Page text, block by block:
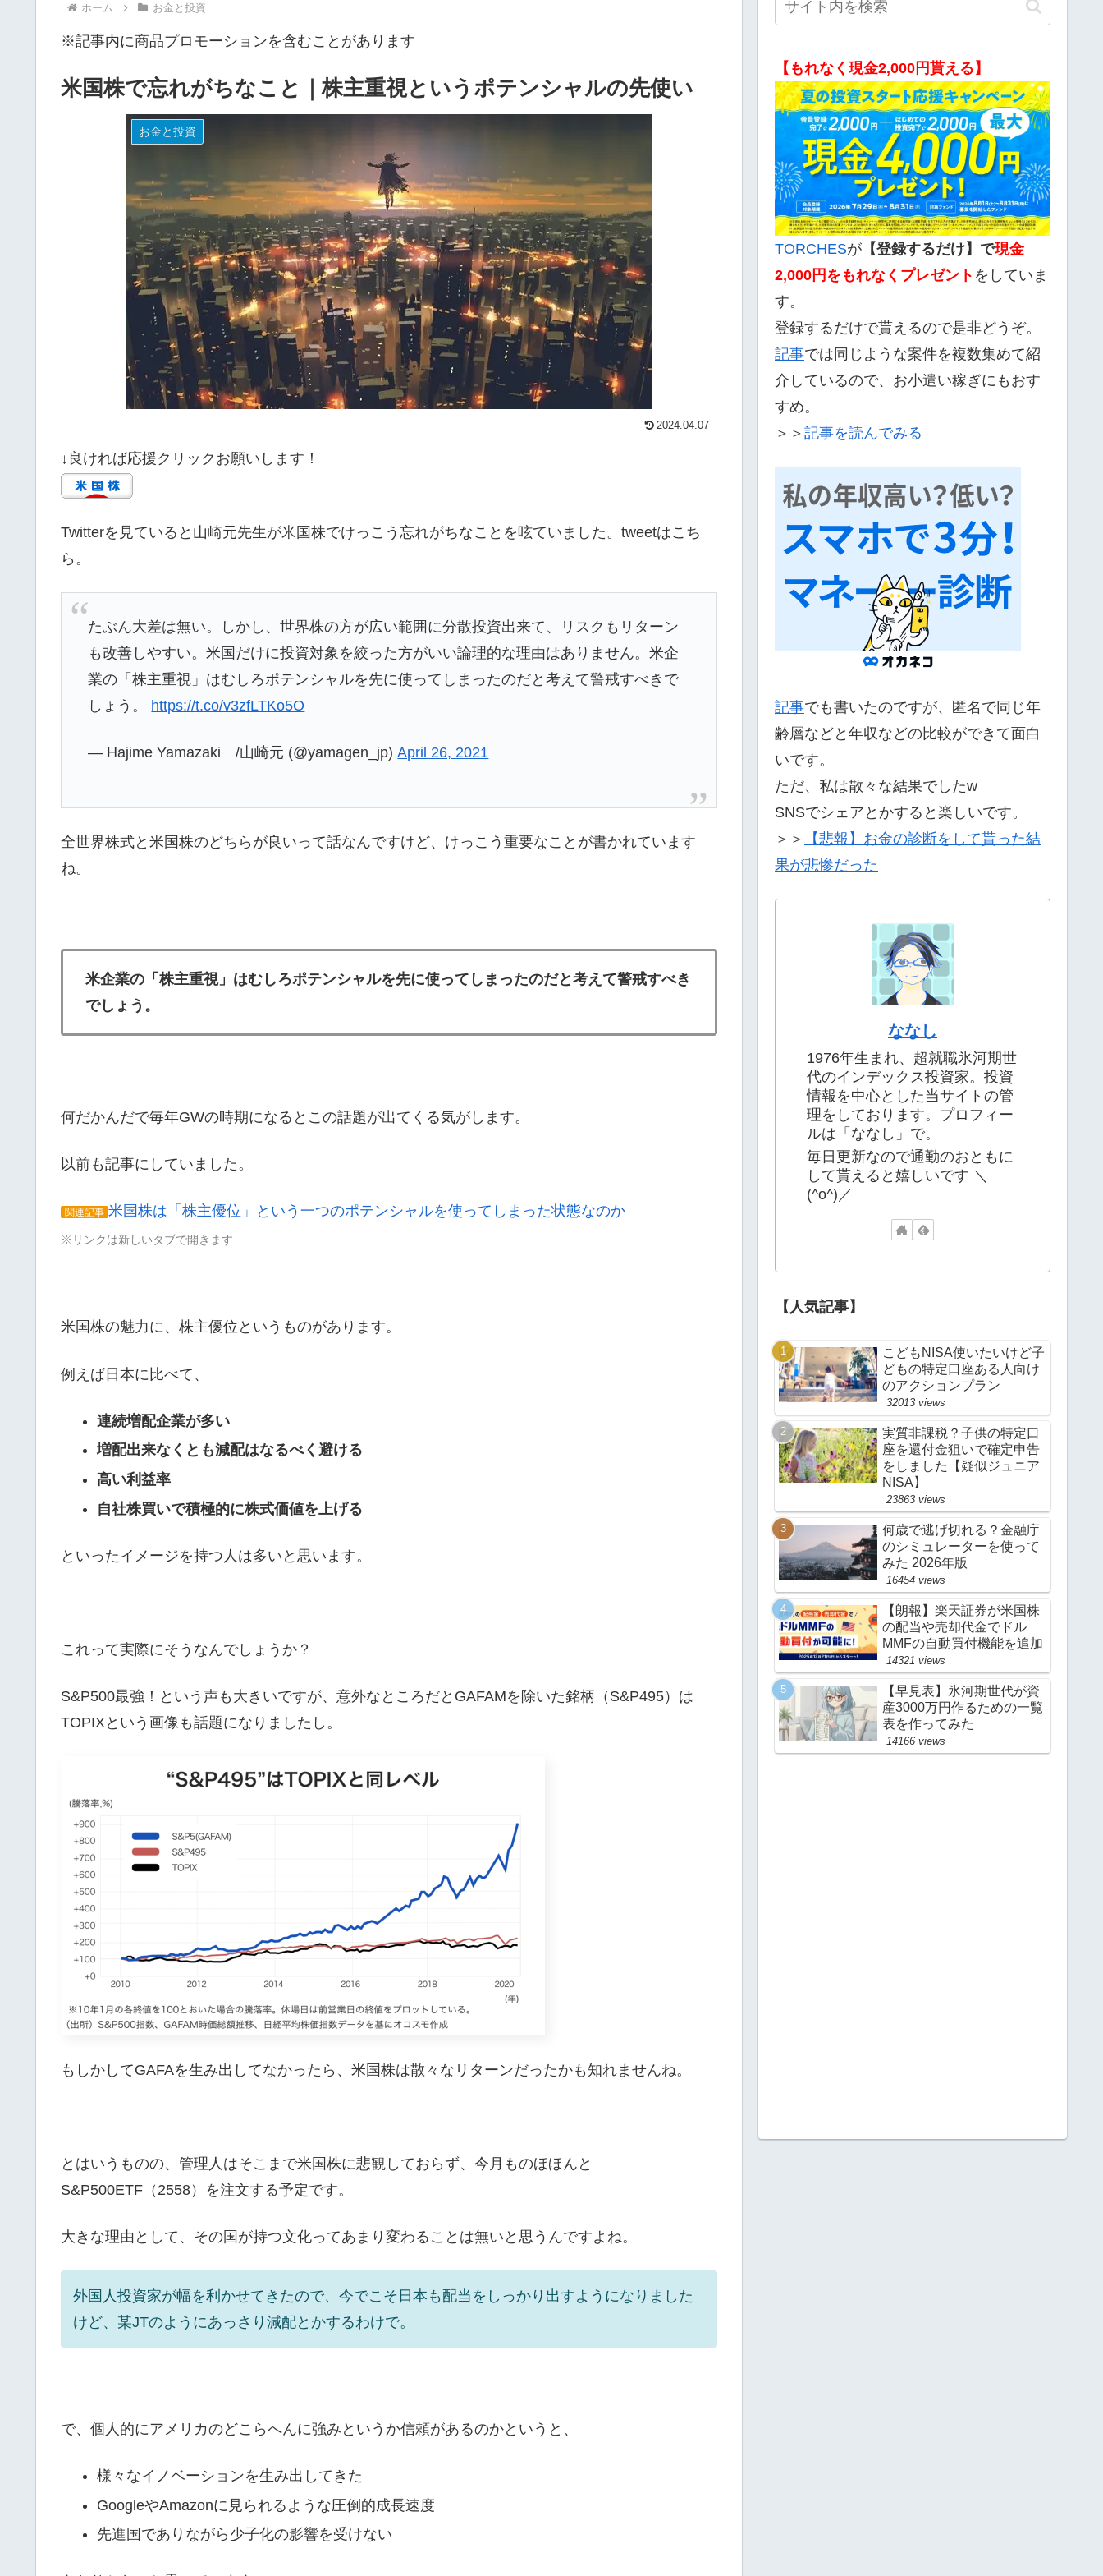
ホーム お金と投資
※記事内に商品プロモーションを含むことがあります
米国株で忘れがちなこと｜株主重視というポテンシャルの先使い
お金と投資
2024.04.07
↓良ければ応援クリックお願いします！
Twitterを見ていると山崎元先生が米国株でけっこう忘れがちなことを呟ていました。tweetはこち
ら。
たぶん大差は無い。しかし、世界株の方が広い範囲に分散投資出来て、リスクもリターン
も改善しやすい。米国だけに投資対象を絞った方がいい論理的な理由はありません。米企
業の「株主重視」はむしろポテンシャルを先に使ってしまったのだと考えて警戒すべきで
しょう。 https://t.co/v3zfLTKo5O
— Hajime Yamazaki /山崎元 (@yamagen_jp)April 26, 2021
全世界株式と米国株のどちらが良いって話なんですけど、けっこう重要なことが書かれています
ね。
米企業の「株主重視」はむしろポテンシャルを先に使ってしまったのだと考えて警戒すべき
でしょう。
何だかんだで毎年GWの時期になるとこの話題が出てくる気がします。
以前も記事にしていました。
関連記事 米国株は「株主優位」という一つのポテンシャルを使ってしまった状態なのか
※リンクは新しいタブで開きます
米国株の魅力に、株主優位というものがあります。
例えば日本に比べて、
連続増配企業が多い
増配出来なくとも減配はなるべく避ける
高い利益率
自社株買いで積極的に株式価値を上げる
といったイメージを持つ人は多いと思います。
これって実際にそうなんでしょうか？
S&P500最強！という声も大きいですが、意外なところだとGAFAMを除いた銘柄（S&P495）は
TOPIXという画像も話題になりましたし。
もしかしてGAFAを生み出してなかったら、米国株は散々なリターンだったかも知れませんね。
とはいうものの、管理人はそこまで米国株に悲観しておらず、今月ものほほんと
S&P500ETF（2558）を注文する予定です。
大きな理由として、その国が持つ文化ってあまり変わることは無いと思うんですよね。
外国人投資家が幅を利かせてきたので、今でこそ日本も配当をしっかり出すようになりました
けど、某JTのようにあっさり減配とかするわけで。
で、個人的にアメリカのどこらへんに強みというか信頼があるのかというと、
様々なイノベーションを生み出してきた
GoogleやAmazonに見られるような圧倒的成長速度
先進国でありながら少子化の影響を受けない
【もれなく現金2,000円貰える】
TORCHESが 【登録するだけ】で現金
2,000 円をもれなくプレゼント をしていま
す。
登録するだけで貰えるので是非どうぞ。
記事では同じような案件を複数集めて紹
介しているので、お小遣い稼ぎにもおす
すめ。
＞＞ 記事を読んでみる
記事でも書いたのですが、匿名で同じ年
齢層などと年収などの比較ができて面白
いです。
ただ、私は散々な結果でしたw
SNSでシェアとかすると楽しいです。
＞＞
【悲報】お金の診断をして貰った結
果が悲惨だった
ななし
1976年生まれ、超就職氷河期世
代のインデックス投資家。投資
情報を中心とした当サイトの管
理をしております。プロフィー
ルは「ななし」で。
毎日更新なので通勤のおともに
して貰えると嬉しいです ＼
(^o^)／
【人気記事】
こどもNISA使いたいけど子
どもの特定口座ある人向け
のアクションプラン
32013 views
実質非課税？子供の特定口
座を還付金狙いで確定申告
をしました【疑似ジュニア
NISA】
23863 views
何歳で逃げ切れる？金融庁
のシミュレーターを使って
みた 2026年版
16454 views
【朗報】楽天証券が米国株
の配当や売却代金でドル
MMFの自動買付機能を追加
14321 views
【早見表】氷河期世代が資
産3000万円作るための一覧
表を作ってみた
14166 views